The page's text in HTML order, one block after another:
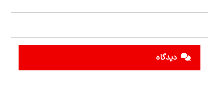
دیدگاه